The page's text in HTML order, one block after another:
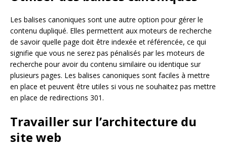
Les balises canoniques sont une autre option pour gérer le
contenu dupliqué. Elles permettent aux moteurs de recherche
de savoir quelle page doit être indexée et référencée, ce qui
signifie que vous ne serez pas pénalisés par les moteurs de
recherche pour avoir du contenu similaire ou identique sur
plusieurs pages. Les balises canoniques sont faciles à mettre
en place et peuvent être utiles si vous ne souhaitez pas mettre
en place de redirections 301.
Travailler sur l’architecture du
site web